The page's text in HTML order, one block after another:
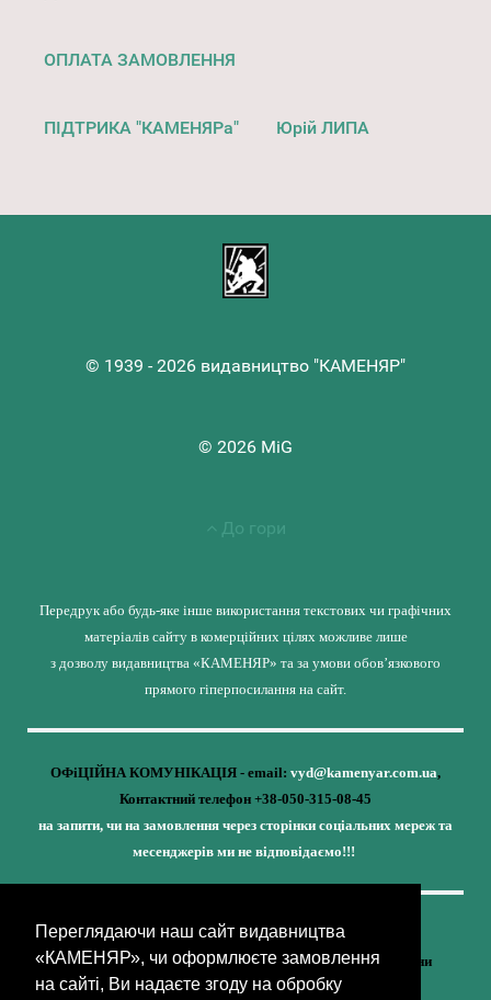
Переглядаючи наш сайт видавництва
«КАМЕНЯР», чи оформлюєте замовлення
на сайті, Ви надаєте згоду на обробку
ОПЛАТА ЗАМОВЛЕННЯ
ПІДТРИКА "КАМЕНЯРа" Юрій ЛИПА
© 1939 - 2026 видавництво "КАМЕНЯР"
© 2026 MiG
До гори
Передрук або будь-яке інше використання текстових чи графічних
матеріалів сайту в комерційних цілях можливе лише
з дозволу видавництва «КАМЕНЯР» та за умови обов’язкового
прямого гіперпосилання на сайт.
ОФіЦІЙНА КОМУНІКАЦІЯ - email: vyd@kamenyar.com.ua,
Контактний телефон +38-050-315-08-45
на запити, чи на замовлення через сторінки соціальних мереж та
месенджерів ми не відповідаємо!!!
Кожне наше видання - це внесок у спротив,
у збереження ідентичності та неминучу перемогу України
(видавництво «КАМЕНЯР»)